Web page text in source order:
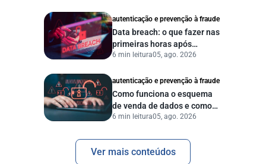
autenticação e prevenção à fraude
Data breach: o que fazer nas
primeiras horas após
vazamento de dados?
6 min leitura05, ago. 2026
autenticação e prevenção à fraude
Como funciona o esquema
de venda de dados e como
proteger sua empresa?
6 min leitura05, ago. 2026
Ver mais conteúdos